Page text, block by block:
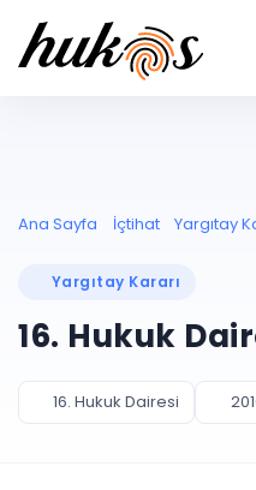
Ana Sayfa İçtihat Yargıtay
Yargıtay Kararı
16. Hukuk
16. Hukuk Dairesi